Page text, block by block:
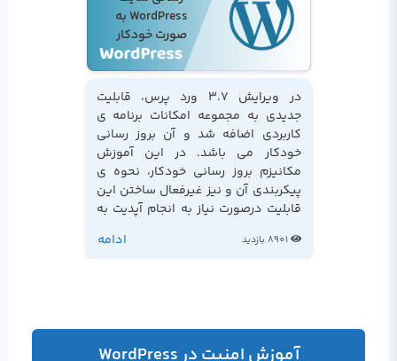
WordPress به
صورت خودکار
در ویرایش 3.7 ورد پرس، قابلیت
جدیدی به مجموعه امکانات برنامه ی
کاربردی اضافه شد و آن بروز رسانی
خودکار می باشد. در این آموزش
مکانیزم بروز رسانی خودکار، نحوه ی
پیکربندی آن و نیز غیرفعال ساختن این
قابلیت درصورت نیاز به انجام آپدیت به
آموخت...
8901 بازدید ادامه